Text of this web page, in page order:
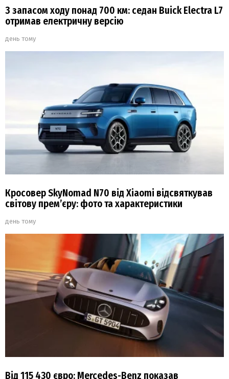
З запасом ходу понад 700 км: седан Buick Electra L7
отримав електричну версію
день тому
Кросовер SkyNomad N70 від Xiaomi відсвяткував
світову прем’єру: фото та характеристики
день тому
Від 115 430 євро: Mercedes-Benz показав